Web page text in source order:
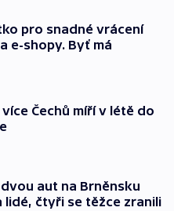
pro snadné vrácení
e-shopy. Byť má
více Čechů míří v létě do
aut na Brněnsku
lidé, čtyři se těžce zranili